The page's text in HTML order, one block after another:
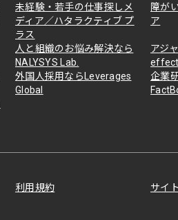
未経験・若手の仕事探しメ
ディア／ハタラクティブ プ
ラス
障が
ア
人と組織のお悩み解決なら
NALYSYS Lab.
アジ
外国人採用ならLeverages
Global
企業
利用規約 サイ